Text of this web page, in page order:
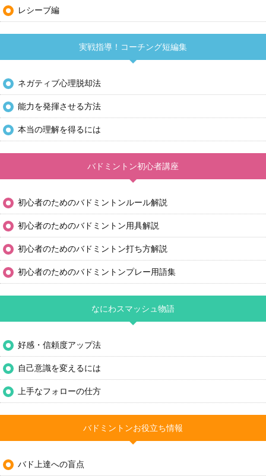
レシーブ編
実戦指導！コーチング短編集
ネガティブ心理脱却法
能力を発揮させる方法
本当の理解を得るには
バドミントン初心者講座
初心者のためのバドミントンルール解説
初心者のためのバドミントン用具解説
初心者のためのバドミントン打ち方解説
初心者のためのバドミントンプレー用語集
なにわスマッシュ物語
好感・信頼度アップ法
自己意識を変えるには
上手なフォローの仕方
バドミントンお役立ち情報
バド上達への盲点